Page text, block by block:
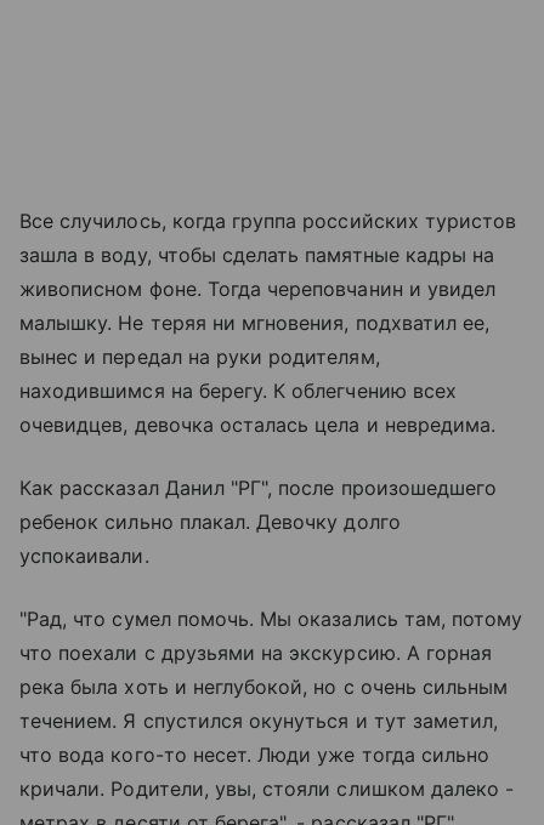
Все случилось, когда группа российских туристов
зашла в воду, чтобы сделать памятные кадры на
живописном фоне. Тогда череповчанин и увидел
малышку. Не теряя ни мгновения, подхватил ее,
вынес и передал на руки родителям,
находившимся на берегу. К облегчению всех
очевидцев, девочка осталась цела и невредима.
Как рассказал Данил "РГ", после произошедшего
ребенок сильно плакал. Девочку долго
успокаивали.
"Рад, что сумел помочь. Мы оказались там, потому
что поехали с друзьями на экскурсию. А горная
река была хоть и неглубокой, но с очень сильным
течением. Я спустился окунуться и тут заметил,
что вода кого-то несет. Люди уже тогда сильно
кричали. Родители, увы, стояли слишком далеко -